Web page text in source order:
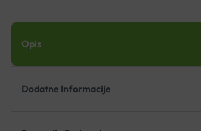
Opis
Dodatne Informacije